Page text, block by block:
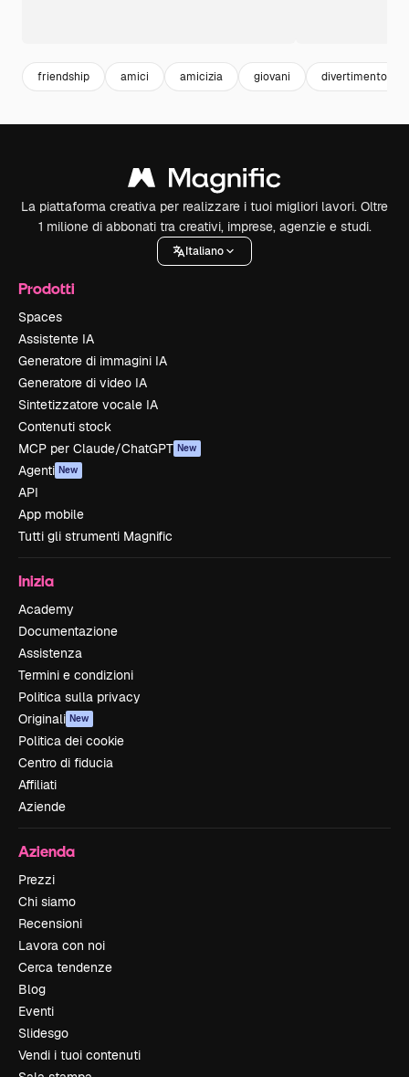
friendship amici amicizia giovani divertimento
La piattaforma creativa per realizzare i tuoi migliori lavori. Oltre
1 milione di abbonati tra creativi, imprese, agenzie e studi.
Italiano
Prodotti
Spaces
Assistente IA
Generatore di immagini IA
Generatore di video IA
Sintetizzatore vocale IA
Contenuti stock
MCP per Claude/ChatGPT New
Agenti New
API
App mobile
Tutti gli strumenti Magnific
Inizia
Academy
Documentazione
Assistenza
Termini e condizioni
Politica sulla privacy
Originali New
Politica dei cookie
Centro di fiducia
Affiliati
Aziende
Azienda
Prezzi
Chi siamo
Recensioni
Lavora con noi
Cerca tendenze
Blog
Eventi
Slidesgo
Vendi i tuoi contenuti